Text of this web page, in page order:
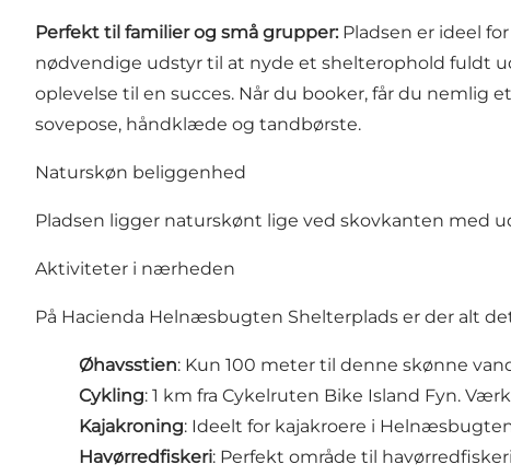
Perfekt til familier og små grupper: Pladsen er ideel
nødvendige udstyr til at nyde et shelterophold fuldt
oplevelse til en succes. Når du booker, får du nemlig
sovepose, håndklæde og tandbørste.
Naturskøn beliggenhed
Pladsen ligger naturskønt lige ved skovkanten med
Aktiviteter i nærheden
På Hacienda Helnæsbugten Shelterplads er der alt
Øhavsstien: Kun 100 meter til denne skønne
Cykling: 1 km fra Cykelruten Bike Island Fyn.
Kajakroning: Ideelt for kajakroere i
Havørredfiskeri: Perfekt område til